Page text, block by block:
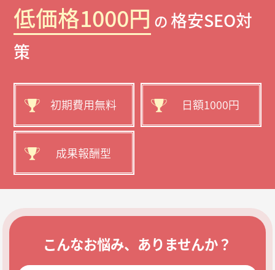
低価格1000円 の 格安SEO対
策
初期費用無料 日額1000円
成果報酬型
こんなお悩み、ありませんか？